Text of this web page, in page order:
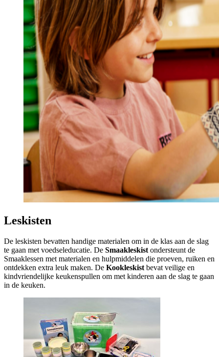
Leskisten
De leskisten bevatten handige materialen om in de klas aan de slag
te gaan met voedseleducatie. De Smaakleskist ondersteunt de
Smaaklessen met materialen en hulpmiddelen die proeven, ruiken en
ontdekken extra leuk maken. De Kookleskist bevat veilige en
kindvriendelijke keukenspullen om met kinderen aan de slag te gaan
in de keuken.